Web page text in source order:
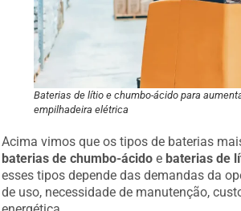
Baterias de lítio e chumbo-ácido para
empilhadeira elétrica
Acima vimos que os tipos de baterias
baterias de chumbo-ácido
baterias de
esses tipos depende das demandas da
de uso, necessidade de manutenção,
energética.